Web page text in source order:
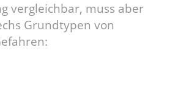
vergleichbar, muss aber
Grundtypen von